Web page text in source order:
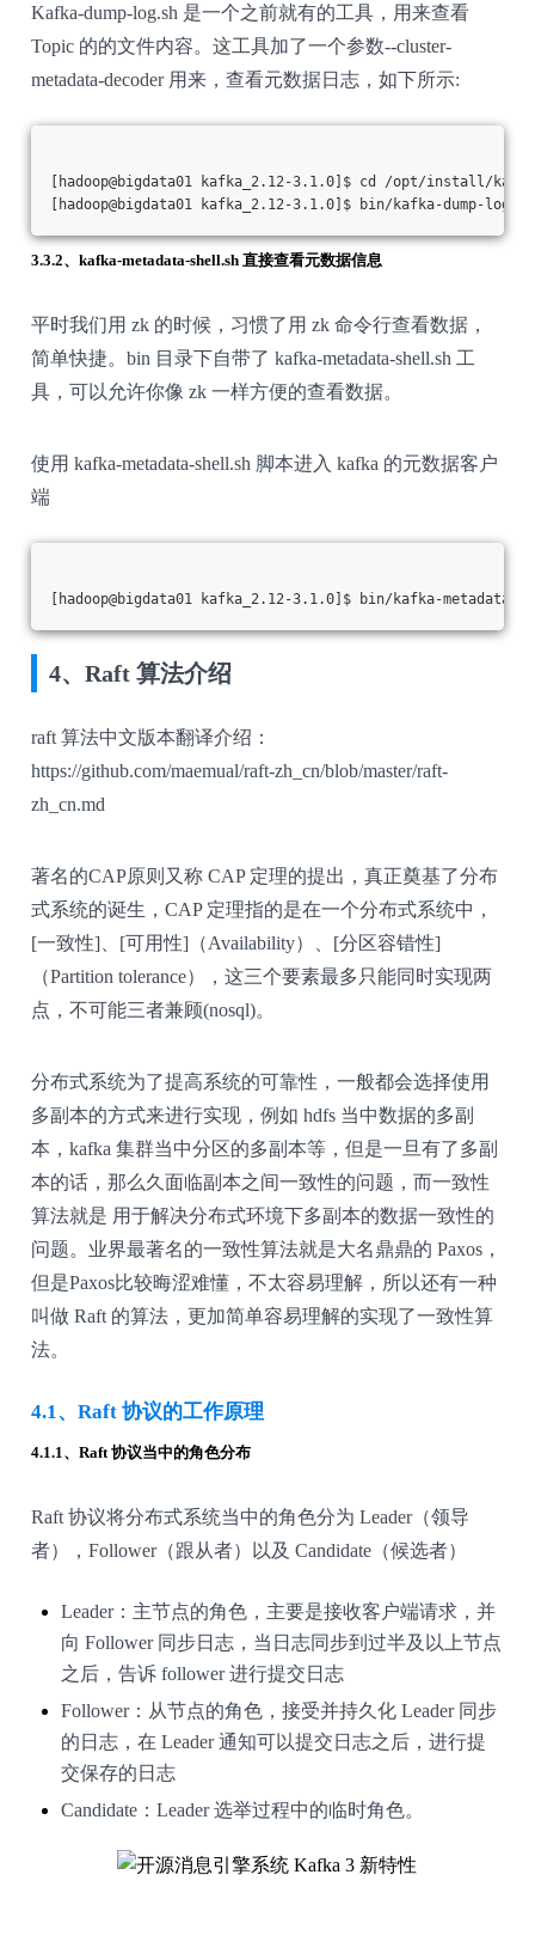
Kafka-dump-log.sh 是一个之前就有的工具，用来查看
Topic 的的文件内容。这工具加了一个参数--cluster-
metadata-decoder 用来，查看元数据日志，如下所示:
[hadoop@bigdata01 kafka_2.12-3.1.0]$ cd /opt/install/
[hadoop@bigdata01 kafka_2.12-3.1.0]$ bin/kafka-dump-
3.3.2、kafka-metadata-shell.sh 直接查看元数据信息
平时我们用 zk 的时候，习惯了用 zk 命令行查看数据，
简单快捷。bin 目录下自带了 kafka-metadata-shell.sh 工
具，可以允许你像 zk 一样方便的查看数据。
使用 kafka-metadata-shell.sh 脚本进入 kafka 的元数据客户
端
[hadoop@bigdata01 kafka_2.12-3.1.0]$ bin/kafka-
4、Raft 算法介绍
raft 算法中文版本翻译介绍：
https://github.com/maemual/raft-zh_cn/blob/master/raft-
zh_cn.md
著名的CAP原则又称 CAP 定理的提出，真正奠基了分布
式系统的诞生，CAP 定理指的是在一个分布式系统中，
[一致性]、[可用性]（Availability）、[分区容错性]
（Partition tolerance），这三个要素最多只能同时实现两
点，不可能三者兼顾(nosql)。
分布式系统为了提高系统的可靠性，一般都会选择使用
多副本的方式来进行实现，例如 hdfs 当中数据的多副
本，kafka 集群当中分区的多副本等，但是一旦有了多副
本的话，那么久面临副本之间一致性的问题，而一致性
算法就是 用于解决分布式环境下多副本的数据一致性的
问题。业界最著名的一致性算法就是大名鼎鼎的 Paxos，
但是Paxos比较晦涩难懂，不太容易理解，所以还有一种
叫做 Raft 的算法，更加简单容易理解的实现了一致性算
法。
4.1、Raft 协议的工作原理
4.1.1、Raft 协议当中的角色分布
Raft 协议将分布式系统当中的角色分为 Leader（领导
者），Follower（跟从者）以及 Candidate（候选者）
Leader：主节点的角色，主要是接收客户端请求，并
向 Follower 同步日志，当日志同步到过半及以上节点
之后，告诉 follower 进行提交日志
Follower：从节点的角色，接受并持久化 Leader 同步
的日志，在 Leader 通知可以提交日志之后，进行提
交保存的日志
Candidate：Leader 选举过程中的临时角色。